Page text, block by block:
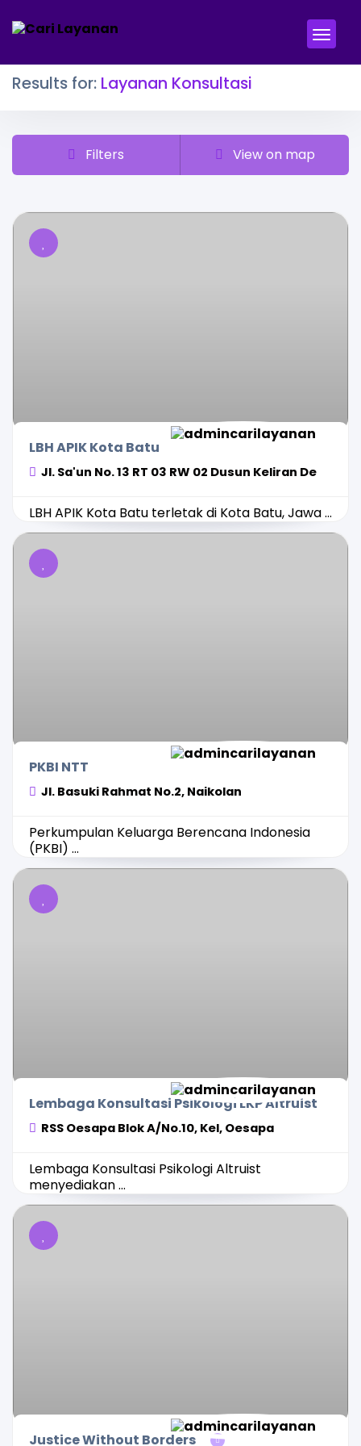
Results for: Layanan Konsultasi
Filters View on map
LBH APIK Kota Batu
Jl. Sa'un No. 13 RT 03 RW 02 Dusun Keliran De
LBH APIK Kota Batu terletak di Kota Batu, Jawa ...
PKBI NTT
Jl. Basuki Rahmat No.2, Naikolan
Perkumpulan Keluarga Berencana Indonesia
(PKBI) ...
Lembaga Konsultasi Psikologi LKP Altruist
RSS Oesapa Blok A/No.10, Kel, Oesapa
Lembaga Konsultasi Psikologi Altruist
menyediakan ...
Justice Without Borders